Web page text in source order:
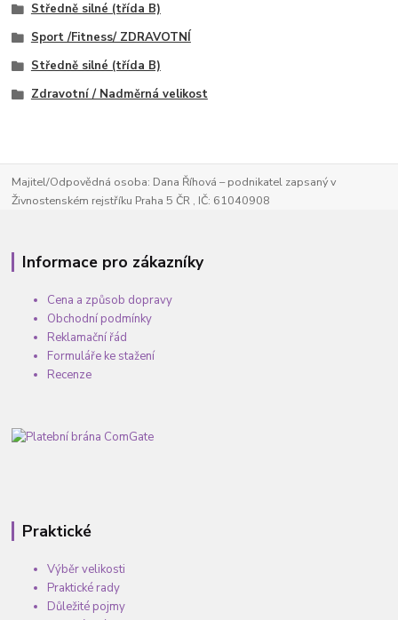
Středně silné (třída B)
Sport /Fitness/ ZDRAVOTNÍ
Středně silné (třída B)
Zdravotní / Nadměrná velikost
Majitel/Odpovědná osoba: Dana Říhová – podnikatel zapsaný v
Živnostenském rejstříku Praha 5 ČR , IČ: 61040908
Informace pro zákazníky
Cena a způsob dopravy
Obchodní podmínky
Reklamační řád
Formuláře ke stažení
Recenze
Praktické
Výběr velikosti
Praktické rady
Důležité pojmy